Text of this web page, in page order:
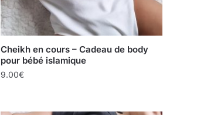
Cheikh en cours – Cadeau de body
pour bébé islamique
9.00€